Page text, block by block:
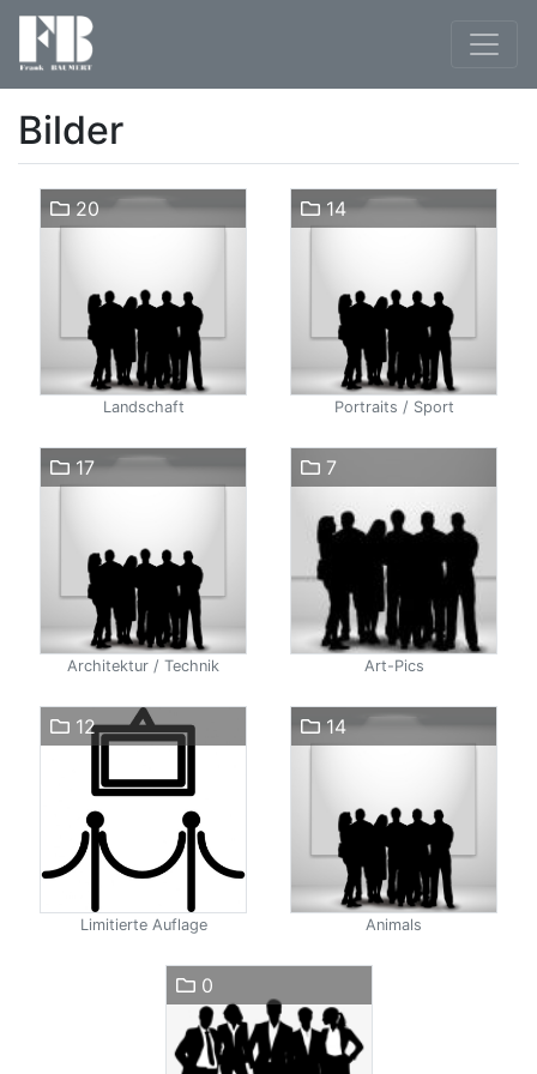
Bilder
20
Landschaft
14
Portraits / Sport
17
Architektur / Technik
7
Art-Pics
12
Limitierte Auflage
14
Animals
0